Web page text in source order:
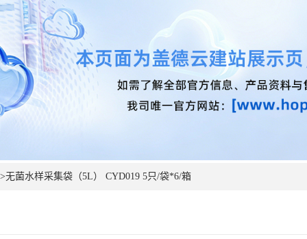
无菌水样采集袋（5L） CYD019 5只/袋*6/箱